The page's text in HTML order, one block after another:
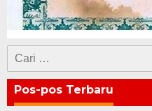
Cari
untuk:
Pos-pos Terbaru